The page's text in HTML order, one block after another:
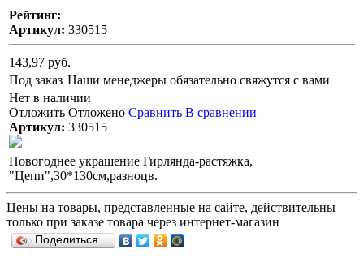
Рейтинг:
Артикул: 330515
143,97 руб.
Под заказ Наши менеджеры обязательно свяжутся с вами
Нет в наличии
Отложить Отложено Сравнить В сравнении
Артикул: 330515
Новогоднее украшение Гирлянда-растяжка,
"Цепи",30*130см,разноцв.
Цены на товары, представленные на сайте, действительны
только при заказе товара через интернет-магазин
Поделиться…